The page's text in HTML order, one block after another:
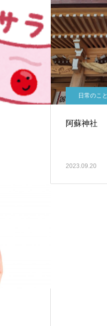
日常のこと
阿蘇神社
2023.09.20